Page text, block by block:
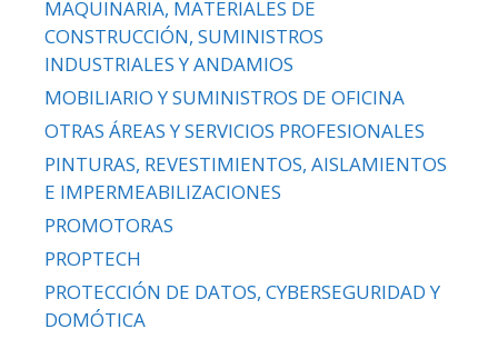
MAQUINARIA, MATERIALES DE
CONSTRUCCIÓN, SUMINISTROS
INDUSTRIALES Y ANDAMIOS
MOBILIARIO Y SUMINISTROS DE OFICINA
OTRAS ÁREAS Y SERVICIOS PROFESIONALES
PINTURAS, REVESTIMIENTOS, AISLAMIENTOS
E IMPERMEABILIZACIONES
PROMOTORAS
PROPTECH
PROTECCIÓN DE DATOS, CYBERSEGURIDAD Y
DOMÓTICA